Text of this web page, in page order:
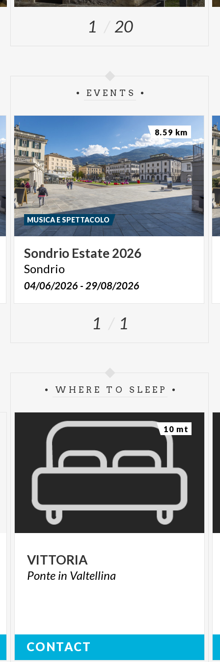
1 20
EVENTS
Sondrio Estate2026
Sondrio
04/06/2026 - 29/08/2026
MUSICA E SPETTACOLO
8.59 km
1 1
WHERE TO SLEEP
VITTORIA
Ponte in Valtellina
CONTACT
10 mt